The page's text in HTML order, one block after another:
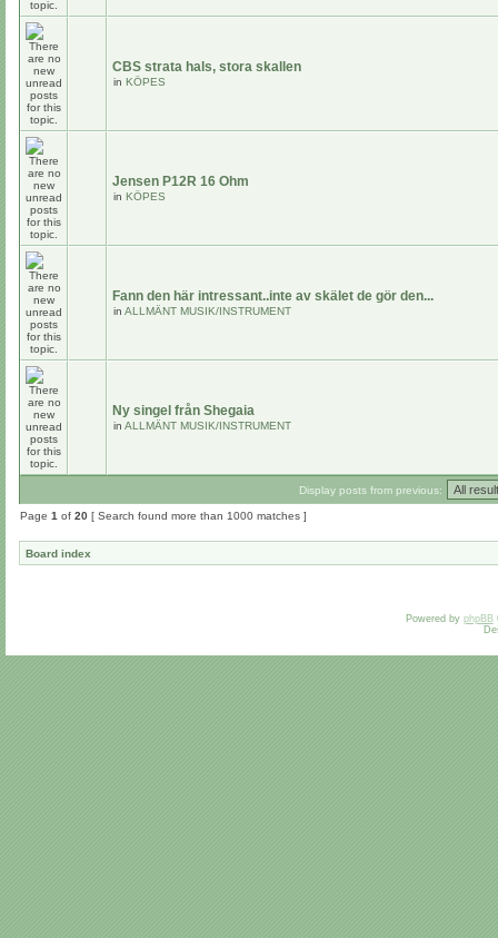
CBS strata hals, stora skallen
in KÖPES
Jensen P12R 16 Ohm
in KÖPES
Fann den här intressant..inte av skälet de gör den...
in ALLMÄNT MUSIK/INSTRUMENT
Ny singel från Shegaia
in ALLMÄNT MUSIK/INSTRUMENT
Display posts from previous:
Page 1 of 20 [ Search found more than 1000 matches ]
Board index
Powered by phpBB